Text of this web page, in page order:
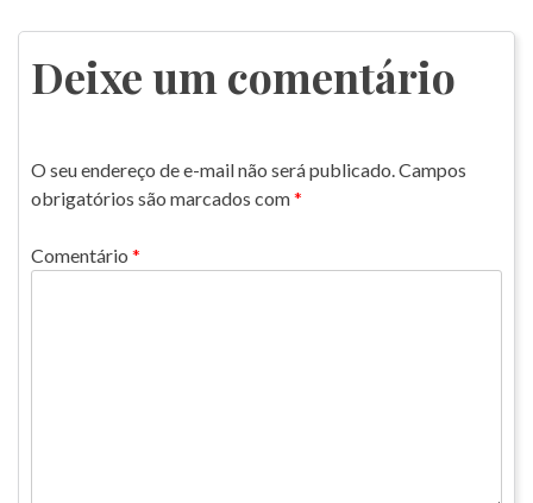
de
Post
Deixe um comentário
O seu endereço de e-mail não será publicado.Campos
obrigatórios são marcados com*
Comentário *